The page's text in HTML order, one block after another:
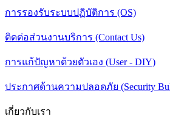
การรองรับระบบปฏิบัติการ (OS)
ติดต่อส่วนงานบริการ (Contact Us)
การแก้ปัญหาด้วยตัวเอง (User - DIY)
ประกาศด้านความปลอดภัย (Security
เกี่ยวกับเรา